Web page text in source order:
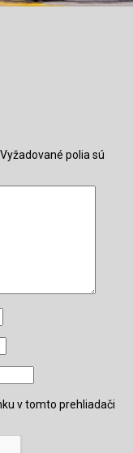
Vyžadované polia sú
v tomto prehliadači